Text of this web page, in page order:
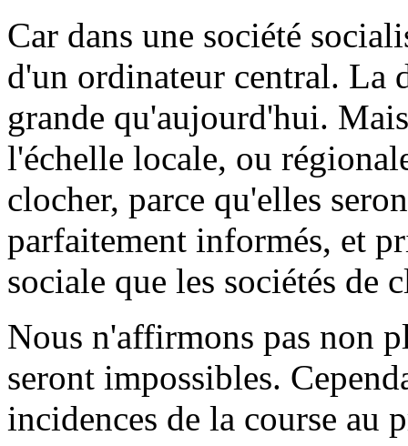
Car dans une société
d'un ordinateur central. La
grande qu'aujourd'hui.
l'échelle locale, ou
clocher, parce qu'elles
parfaitement informés, et
sociale que les sociétés de
Nous n'affirmons pas non
seront impossibles.
incidences de la course au